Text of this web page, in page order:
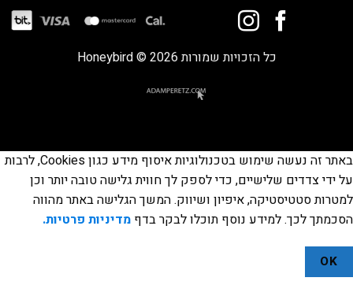
כל הזכויות שמורות 2026 © Honeybird
באתר זה נעשה שימוש בטכנולוגיות איסוף מידע כגון Cookies, לרבות
על ידי צדדים שלישיים, כדי לספק לך חווית גלישה טובה יותר וכן
למטרות סטטיסטיקה, איפיון ושיווק. המשך הגלישה באתר מהווה
הסכמתך לכך. למידע נוסף תוכלו לבקר בדף מדיניות פרטיות.
OK